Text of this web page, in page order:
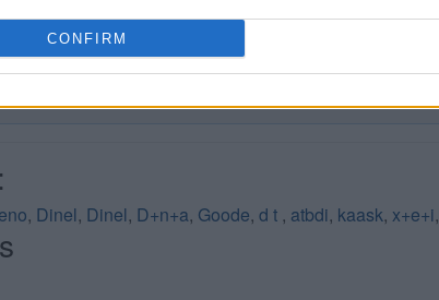
CONFIRM
, Dinel, Dinel, D+n+a, Goode, d t , atbdi, kaask, x+e+i,